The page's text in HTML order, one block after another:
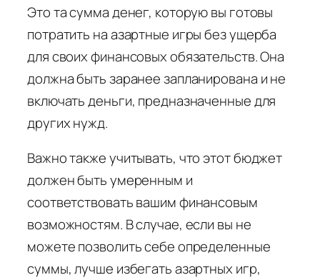
Это та сумма денег, которую вы готовы
потратить на азартные игры без ущерба
для своих финансовых обязательств. Она
должна быть заранее запланирована и не
включать деньги, предназначенные для
других нужд.
Важно также учитывать, что этот бюджет
должен быть умеренным и
соответствовать вашим финансовым
возможностям. В случае, если вы не
можете позволить себе определенные
суммы, лучше избегать азартных игр,